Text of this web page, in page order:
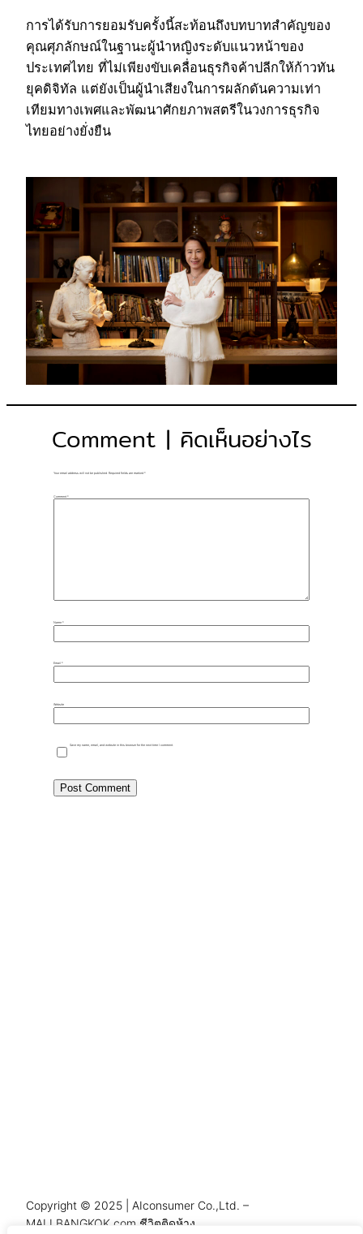
การได้รับการยอมรับครั้งนี้สะท้อนถึงบทบาทสำคัญของ
คุณศุภลักษณ์ในฐานะผู้นำหญิงระดับแนวหน้าของ
ประเทศไทย ที่ไม่เพียงขับเคลื่อนธุรกิจค้าปลีกให้ก้าวทัน
ยุคดิจิทัล แต่ยังเป็นผู้นำเสียงในการผลักดันความเท่า
เทียมทางเพศและพัฒนาศักยภาพสตรีในวงการธุรกิจ
ไทยอย่างยั่งยืน
Comment | คิดเห็นอย่างไร
Your email address will not be published. Required fields are marked *
Comment *
Name *
Email *
Website
Save my name, email, and website in this browser for the next time I comment.
Copyright © 2025 | AIconsumer Co.,Ltd. –
MALLBANGKOK.com ชีวิตติดห้าง